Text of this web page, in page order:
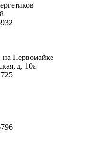
Первомайке
д. 10а